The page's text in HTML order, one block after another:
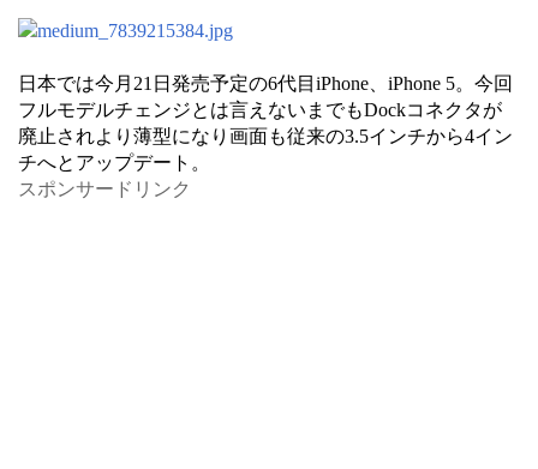
日本では今月21日発売予定の6代目iPhone、iPhone 5。今回
フルモデルチェンジとは言えないまでもDockコネクタが
廃止されより薄型になり画面も従来の3.5インチから4イン
チへとアップデート。
スポンサードリンク